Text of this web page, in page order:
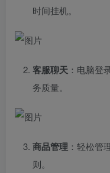
时间挂机。
客服聊天 ：电脑登
务质量。
商品管理 ：轻松管
则。